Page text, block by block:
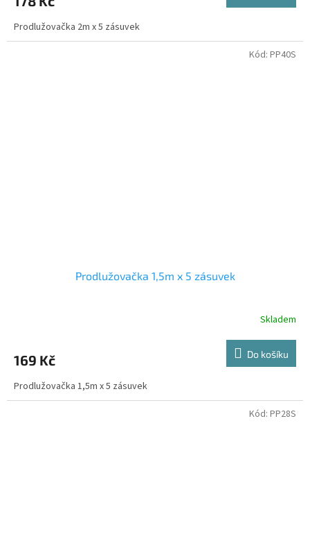
Prodlužovačka 2m x 5 zásuvek
Prodlužovačka 1,5m x 5 zásuvek
Skladem
169 Kč Do košíku
Prodlužovačka 1,5m x 5 zásuvek
Kód: PP40S
Kód: PP28S